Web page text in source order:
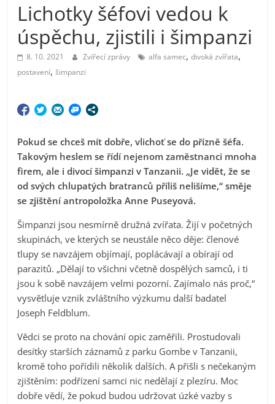
Lichotky šéfovi vedou k
úspěchu, zjistili i šimpanzi
8. 10. 2021 Zvířecí zprávy alfa samec,divoká zvířata,
postavení,šimpanzi
Pokud se chceš mít dobře, vlichoť se do přízně šéfa.
Takovým heslem se řídí nejenom zaměstnanci mnoha
firem, ale i divocí šimpanzi v Tanzanii. „Je vidět, že se
od svých chlupatých bratranců příliš nelišíme,“ směje
se zjištění antropoložkaAnne Puseyová.
Šimpanzi jsou nesmírně družná zvířata. Žijí v početných
skupinách, ve kterých se neustále něco děje: členové
tlupy se navzájem objímají, poplácávají a obírají od
parazitů. „Dělají to všichni včetně dospělých samců, i ti
jsou k sobě navzájem velmi pozorní. Zajímalo nás proč,“
vysvětluje vznik zvláštního výzkumu další badatel
Joseph Feldblum.
Vědci se proto na chování opic zaměřili. Prostudovali
desítky starších záznamů z parku Gombe v Tanzanii,
kromě toho pořídili několik dalších. A přišli s nečekaným
zjištěním: podřízení samci nic nedělají z plezíru. Moc
dobře vědí, že pokud budou udržovat úzké vazby s